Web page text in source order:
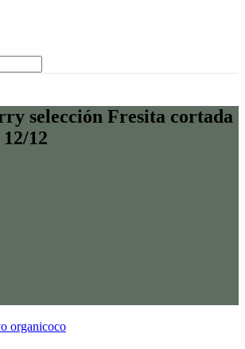
selección Fresita cortada
12
organicoco